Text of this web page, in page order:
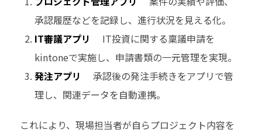
承認履歴などを記録し、進行状況を見える化。
IT審議アプリ
IT投資に関する稟議申請を
kintoneで実施し、申請書類の一元管理を実現。
発注アプリ
承認後の発注手続きをアプリで管
理し、関連データを自動連携。
これにより、現場担当者が自らプロジェクト内容を